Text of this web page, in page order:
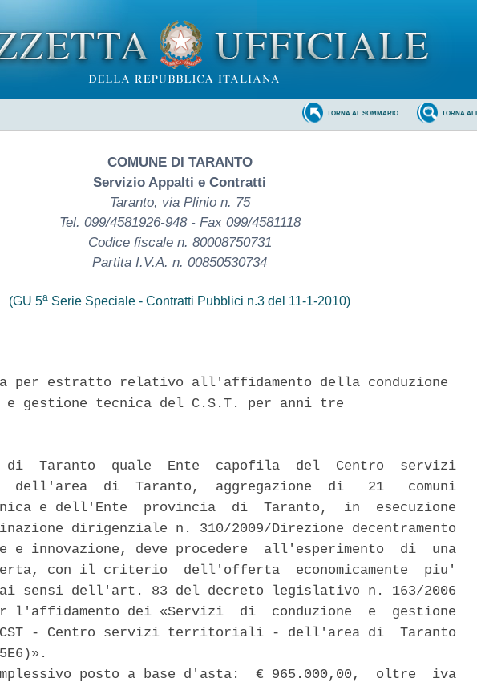
TORNA
TORNA AL SOMMARIO
COMUNE DI TARANTO
Servizio Appalti e Contratti
Taranto, via Plinio n. 75
Tel. 099/4581926-948 - Fax 099/4581118
Codice fiscale n. 80008750731
Partita I.V.A. n. 00850530734
(GU 5a Serie Speciale - Contratti Pubblici n.3 del 11-1-2010)
per estratto relativo all'affidamento della conduzione
e gestione tecnica del C.S.T. per anni tre
di  Taranto  quale  Ente  capofila  del  Centro  servizi
di  Taranto,  aggregazione  di   21   comuni
e dell'Ente  provincia  di  Taranto,  in  esecuzione
dirigenziale n. 310/2009/Direzione decentramento
e innovazione, deve procedere  all'esperimento  di  una
con il criterio  dell'offerta  economicamente  piu'
ai sensi dell'art. 83 del decreto legislativo n. 163/2006
l'affidamento dei «Servizi  di  conduzione  e  gestione
- Centro servizi territoriali - dell'area di  Taranto
posto a base d'asta:  € 965.000,00,  oltre  iva